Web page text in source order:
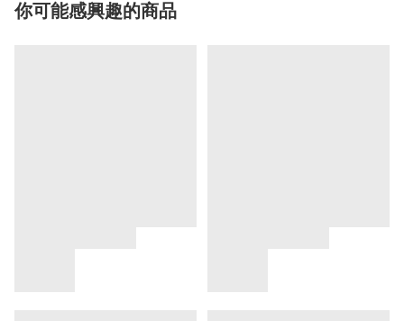
你可能感興趣的商品